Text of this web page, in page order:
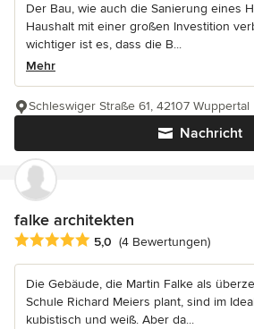
Der Bau, wie auch die Sanierung eines
Haushalt mit einer großen Investition
wichtiger ist es, dass die B...
Mehr
Nachricht
Schleswiger Straße 61, 42107 Wuppertal
falke architekten
Durchschnittliche Bewertung: 5 von 5
5,0 (4 Bewertungen)
Die Gebäude, die Martin Falke als
Schule Richard Meiers plant, sind im
kubistisch und weiß. Aber da...